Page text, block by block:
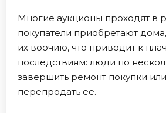
Многие аукционы проходят в
покупатели приобретают
их воочию, что приводит к
последствиям: люди по
завершить ремонт покупки
перепродать ее.